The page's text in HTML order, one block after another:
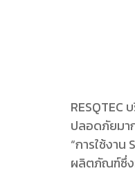
ปลอดภัยมา
“การใช้งา
ผลิตภัณฑ์ซึ่ง